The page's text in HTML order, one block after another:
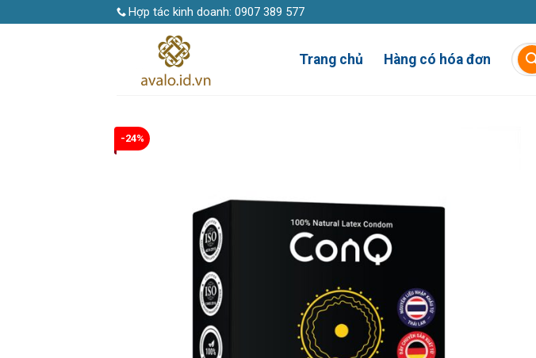
to
Hợp tác kinh doanh: 0907 389 577
Trang chủ Hàng có hóa đơn
Tìm
kiếm:
-24%